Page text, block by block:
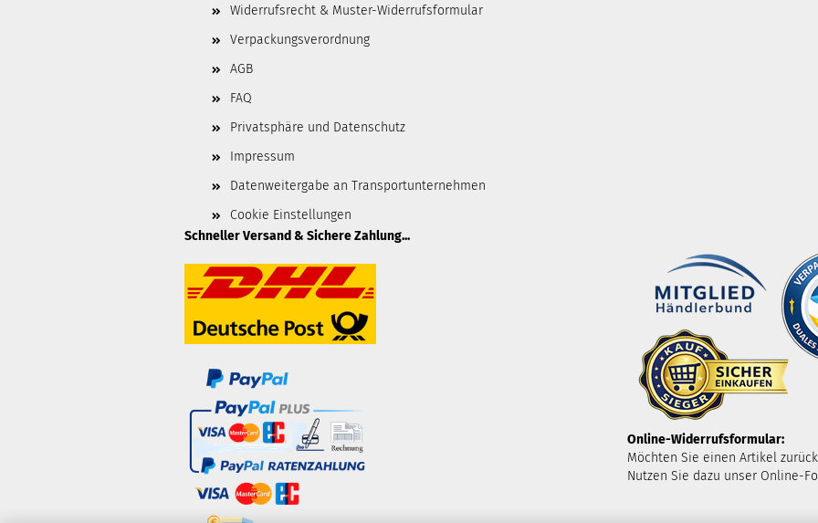
Widerrufsrecht & Muster-Widerrufsformular
Verpackungsverordnung
AGB
FAQ
Privatsphäre und Datenschutz
Impressum
Datenweitergabe an Transportunternehmen
Cookie Einstellungen
Schneller Versand & Sichere Zahlung...
Online-Widerrufsformular:
Möchten Sie einen Artikel
Nutzen Sie dazu unser Online-